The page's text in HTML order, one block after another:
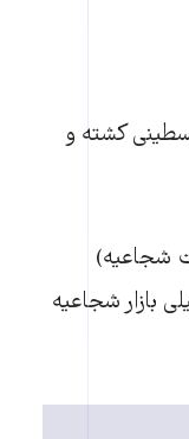
اسرائیل به شهر غزه که چهارشنبه، ۳۰ ژوئیه اتفاق افتاد، ۱۵ فلسطینی کشته و
شجاعیه)
بازار شجاعیه